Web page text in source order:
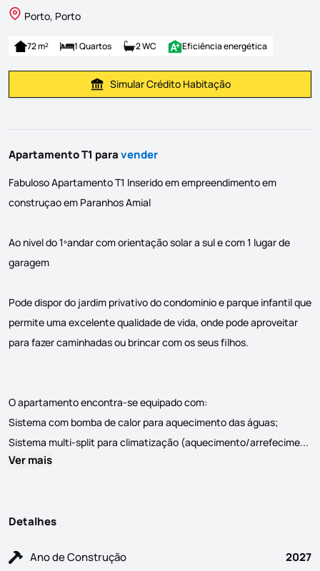
Porto, Porto
72 m² 1 Quartos 2 WC Eficiência energética
Simular Prestação
Simular Crédito Habitação
Apartamento T1 paravender
Fabuloso Apartamento T1 Inserido em empreendimento em
construçao em Paranhos Amial
Ao nivel do 1ºandar com orientação solar a sul e com 1 lugar de
garagem
Pode dispor do jardim privativo do condominio e parque infantil que
permite uma excelente qualidade de vida, onde pode aproveitar
para fazer caminhadas ou brincar com os seus filhos.
O apartamento encontra-se equipado com:
Sistema com bomba de calor para aquecimento das águas;
Sistema multi-split para climatização (aquecimento/arrefecime...
Ver mais
Detalhes
Ano de Construção
2027